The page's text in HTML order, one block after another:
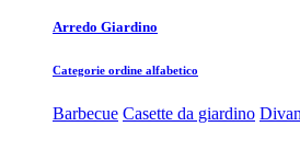
Arredo Giardino
Categorie ordine alfabetico
Barbecue Casette da giardino